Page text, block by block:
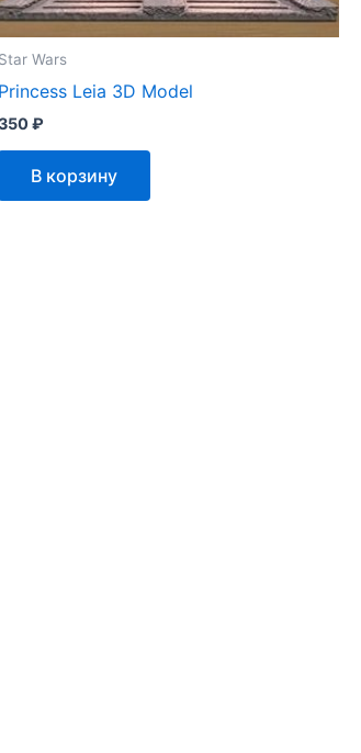
Star Wars
Princess Leia 3D Model
₽
В корзину